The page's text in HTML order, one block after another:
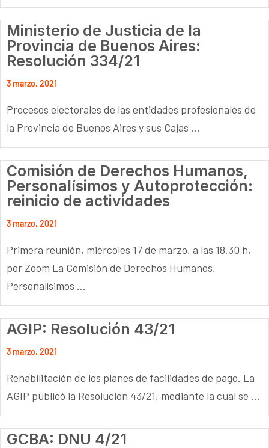
Ministerio de Justicia de la
Provincia de Buenos Aires:
Resolución 334/21
3 marzo, 2021
Procesos electorales de las entidades profesionales de
la Provincia de Buenos Aires y sus Cajas ...
Comisión de Derechos Humanos,
Personalísimos y Autoprotección:
reinicio de actividades
3 marzo, 2021
Primera reunión, miércoles 17 de marzo, a las 18.30 h,
por Zoom La Comisión de Derechos Humanos,
Personalísimos ...
AGIP: Resolución 43/21
3 marzo, 2021
Rehabilitación de los planes de facilidades de pago. La
AGIP publicó la Resolución 43/21, mediante la cual se ...
GCBA: DNU 4/21